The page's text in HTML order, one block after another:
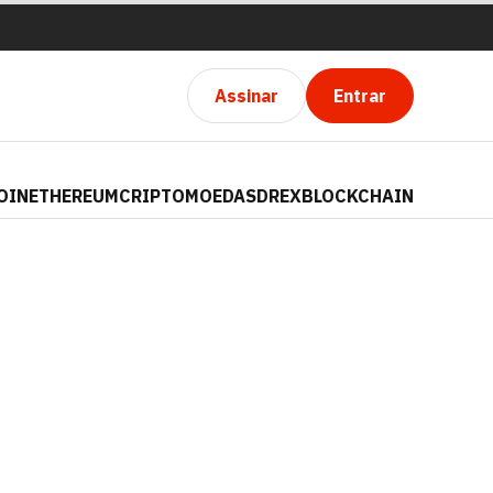
Assinar Entrar
ETHEREUMCRIPTOMOEDASDREXBLOCKCHAIN